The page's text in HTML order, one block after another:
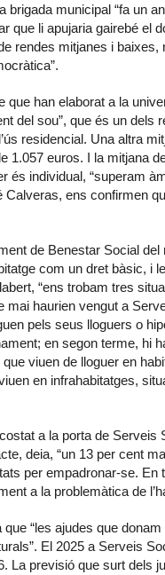
municipal “fa un
que li apujaria gairebé el
rendes mitjanes i baixes,
han elaborat a la
del sou”, que és un dels
residencial. Una altra
1.057 euros. I la mitjana
és individual, “superam
Calveras, ens confirmen
de Benestar Social
com un dret bàsic, i
“ens trobam tres
mai haurien vengut a
pels seus lloguers o
en segon terme, hi
viuen de lloguer en
en infrahabitatges,
a la porta de
deia, “un 13 per cent
per empadronar-se. En
a la problemàtica de
“les ajudes que
El 2025 a Serveis
La previsió que surt dels